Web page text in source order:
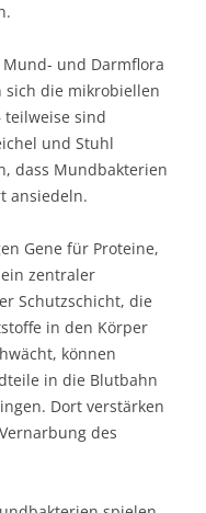
und Darmflora
sich die mikrobiellen
teilweise sind
und Stuhl
dass Mundbakterien
ansiedeln.
Gene für Proteine,
zentraler
Schutzschicht, die
in den Körper
können
in die Blutbahn
Dort verstärken
des